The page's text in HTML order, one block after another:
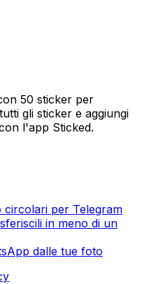
50 sticker per
gli sticker e aggiungi
l'app Sticked.
circolari per Telegram
in meno di un
dalle tue foto